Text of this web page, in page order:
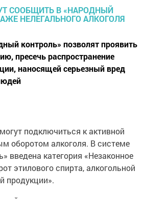
контроль» позволят проявить
пресечь распространение
наносящей серьезный вред
подключиться к активной
оборотом алкоголя. В системе
введена категория «Незаконное
этилового спирта, алкогольной
продукции».